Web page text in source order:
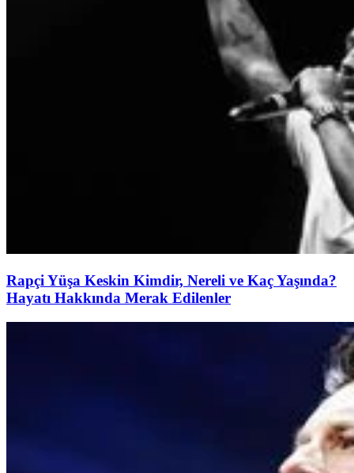
Rapçi Yüşa Keskin Kimdir, Nereli ve Kaç Yaşında?
Hayatı Hakkında Merak Edilenler